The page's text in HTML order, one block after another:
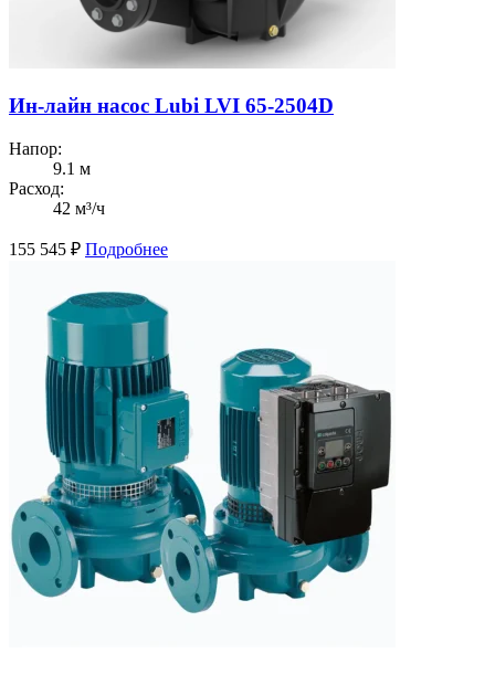
Ин-лайн насос Lubi LVI 65-2504D
Напор:
9.1 м
Расход:
42 м³/ч
155 545 ₽ Подробнее